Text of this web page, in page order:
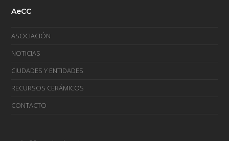
AeCC
ASOCIACIÓN
NOTICIAS
CIUDADES Y ENTIDADES
RECURSOS CERÁMICOS
CONTACTO